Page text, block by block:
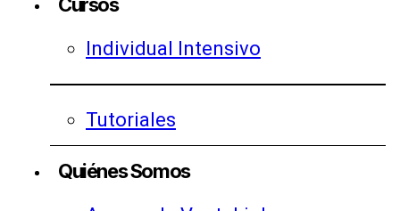
Individual Intensivo
Tutoriales
Quiénes Somos